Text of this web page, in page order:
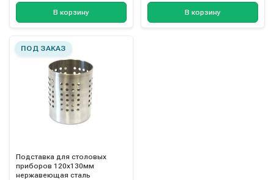
В корзину В корзину
ПОД ЗАКАЗ
Подставка для столовых
приборов 120х130мм
нержавеющая сталь